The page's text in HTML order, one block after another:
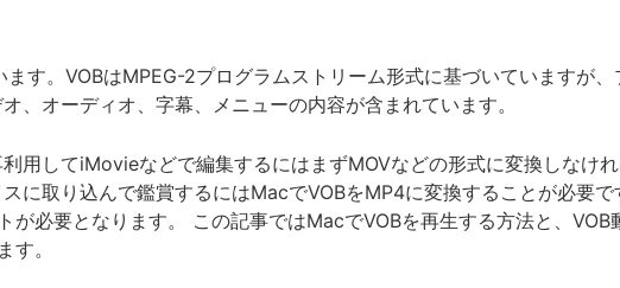
す。VOBはMPEG-2プログラムストリーム形式に基づいていますが、
、オーディオ、字幕、メニューの内容が含まれています。
用してiMovieなどで編集するにはまずMOVなどの形式に変換しなけ
に取り込んで鑑賞するにはMacでVOBをMP4に変換することが必要で
必要となります。 この記事ではMacでVOBを再生する方法と、VOB
す。